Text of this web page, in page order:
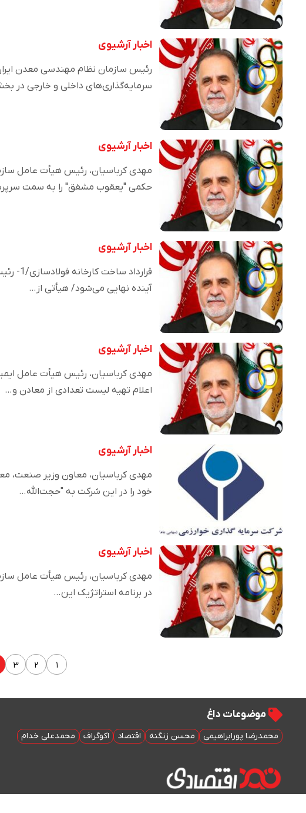
اخبار آرشیوی
رئیس سازمان نظام مهندسی معدن
سرمایه‌گذاری‌های داخلی و خارجی در
اخبار آرشیوی
مهدی کرباسیان، رئیس هیأت عامل
حکمی "یعقوب مشفق" را به سمت
اخبار آرشیوی
آینده نهایی می‌شود/ هیأتی از…
اخبار آرشیوی
مهدی کرباسیان، رئیس هیأت عامل
اعلام تهیه لیست تعدادی از معادن و…
اخبار آرشیوی
مهدی کرباسیان، معاون وزیر صنعت،
خود را در این شرکت به "حجت‌الله…
اخبار آرشیوی
مهدی کرباسیان، رئیس هیأت عامل
در برنامه استراتژیک این…
۱ ۲ ۳
موضوعات داغ
محمدرضا پورابراهیمی محسن زنگنه اقتصاد اکوگراف محمدعلی خدام